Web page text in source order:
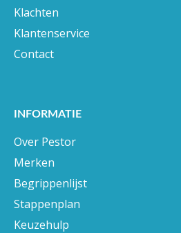
Klachten
Klantenservice
Contact
INFORMATIE
Over Pestor
Merken
Begrippenlijst
Stappenplan
Keuzehulp